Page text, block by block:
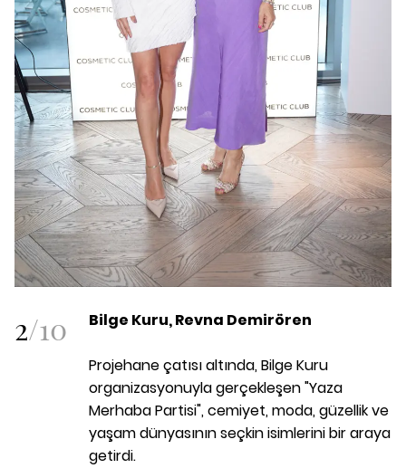
2/10 Bilge Kuru, Revna Demirören
Projehane çatısı altında, Bilge Kuru
organizasyonuyla gerçekleşen "Yaza
Merhaba Partisi", cemiyet, moda, güzellik ve
yaşam dünyasının seçkin isimlerini bir araya
getirdi.